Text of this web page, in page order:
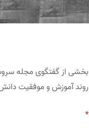
بخشی از گفتگوی مجله سروش
روند آموزش و موفقیت
*